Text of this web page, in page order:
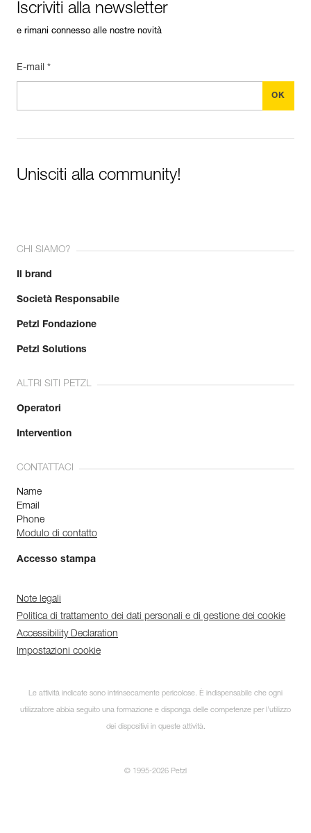
Iscriviti alla newsletter
e rimani connesso alle nostre novità
E-mail *
Unisciti alla community!
CHI SIAMO?
Il brand
Società Responsabile
Petzl Fondazione
Petzl Solutions
ALTRI SITI PETZL
Operatori
Intervention
CONTATTACI
Name
Email
Phone
Modulo di contatto
Accesso stampa
Note legali
Politica di trattamento dei dati personali e di gestione dei cookie
Accessibility Declaration
Impostazioni cookie
Le attività indicate sono intrinsecamente pericolose. È indispensabile che ogni
utilizzatore abbia seguito una formazione e disponga delle competenze per l’utilizzo
dei dispositivi in queste attività.
© 1995-2026 Petzl